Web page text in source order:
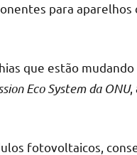
para aparelhos
que estão
Eco System da ONU,
fotovoltaicos,